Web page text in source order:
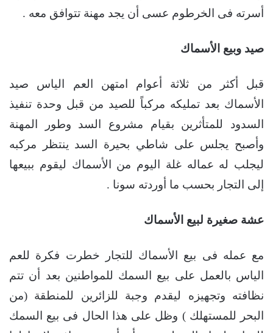
أسرته فى الخرطوم عسى أن يجد مهنة تتوافق معه .
صيد وبيع الأسماك
قبل أكثر من ثلاثة أعوام امتهن العم الياس صيد
الأسماك بعد تمليكه مركباً للصيد من قبل وحدة تنفيذ
السدود للمتأثرين بقيام مشروع السد وطور المهنة
وأصبح يجلس على شاطي بحيرة السد ينتظر مركبه
ليجلب له عماله غلة اليوم من الأسماك ليقوم ببيعها
إلى التجار بحسب ما أوردته سونا .
عشة صغيرة لبيع الأسماك
مع عمله فى بيع الأسماك للتجار خطرت فكرة للعم
الياس بالعمل على بيع السمك للمواطنين بعد أن تتم
نظافته وتجهيزه ليقدم وجبة للزائرين للمنطقة (من
البحر للمستهلك ) وظل على هذا الحال فى بيع السمك